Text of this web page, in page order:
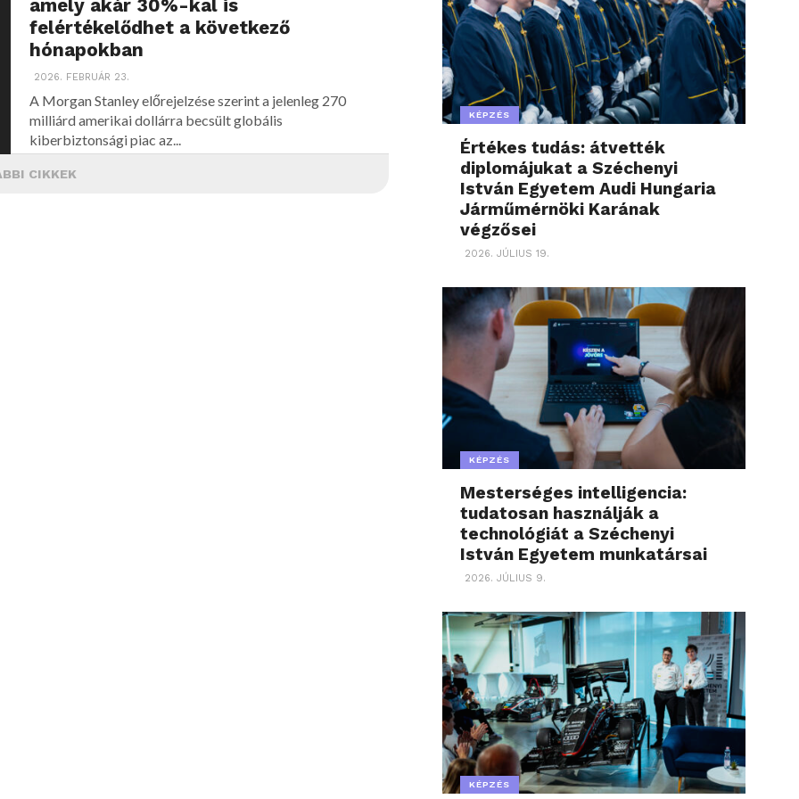
amely akár 30%-kal is
felértékelődhet a következő
hónapokban
2026. FEBRUÁR 23.
A Morgan Stanley előrejelzése szerint a jelenleg 270
milliárd amerikai dollárra becsült globális
kiberbiztonsági piac az...
CIKKEK
KÉPZÉS
Értékes tudás: átvették
diplomájukat a Széchenyi
István Egyetem Audi Hungaria
Járműmérnöki Karának
végzősei
2026. JÚLIUS 19.
KÉPZÉS
Mesterséges intelligencia:
tudatosan használják a
technológiát a Széchenyi
István Egyetem munkatársai
2026. JÚLIUS 9.
KÉPZÉS